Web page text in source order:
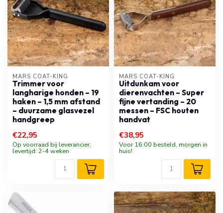
MARS COAT-KING
Trimmer voor
langharige honden – 19
haken – 1,5 mm afstand
– duurzame glasvezel
handgreep
€22,95
Op voorraad bij leverancier,
levertijd: 2-4 weken
MARS COAT-KING
Uitdunkam voor
dierenvachten – Super
fijne vertanding – 20
messen – FSC houten
handvat
€38,95
Voor 16:00 besteld, morgen in
huis!